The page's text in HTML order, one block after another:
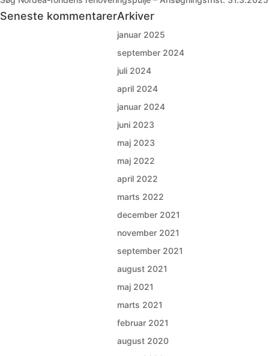
Seneste kommentarerArkiver
januar 2025
september 2024
juli 2024
april 2024
januar 2024
juni 2023
maj 2023
maj 2022
april 2022
marts 2022
december 2021
november 2021
september 2021
august 2021
maj 2021
marts 2021
februar 2021
august 2020